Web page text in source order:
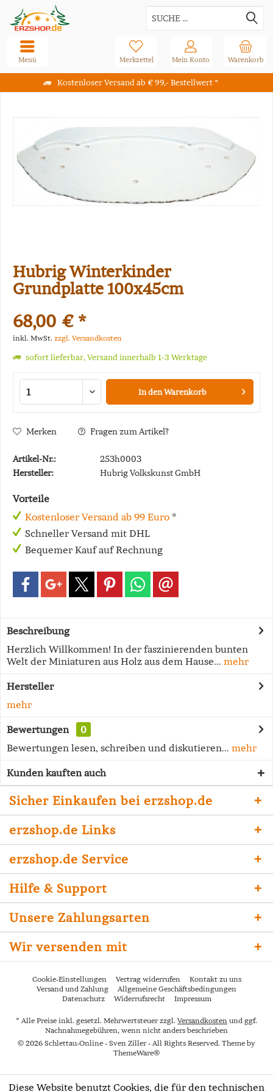
Kostenloser Versand ab € 99,- Bestellwert *
Warenkorb
Merkzettel Mein Konto
Menü
Hubrig Winterkinder
Grundplatte 100x45cm
68,00 € *
inkl. MwSt. zzgl. Versandkosten
sofort lieferbar, Versand innerhalb 1-3 Werktage
In denWarenkorb
Merken Fragen zum Artikel?
Artikel-Nr.:
253h0003
Hersteller:
Hubrig Volkskunst GmbH
Vorteile
Kostenloser Versand ab 99 Euro *
Schneller Versand mit DHL
Bequemer Kauf auf Rechnung
Beschreibung
Herzlich Willkommen! In der faszinierenden bunten
Welt der Miniaturen aus Holz aus dem Hause... mehr
Hersteller
mehr
Bewertungen
0
Bewertungen lesen, schreiben und diskutieren... mehr
Kunden kauften auch
Sicher Einkaufen bei erzshop.de
erzshop.de Links
erzshop.de Service
Hilfe & Support
Unsere Zahlungsarten
Wir versenden mit
Cookie-Einstellungen Vertrag widerrufen
Kontakt zu uns
Versand und Zahlung
Allgemeine Geschäftsbedingungen
Datenschutz
Widerrufsrecht Impressum
* Alle Preise inkl. gesetzl. Mehrwertsteuer zzgl. Versandkosten und ggf.
Nachnahmegebühren, wenn nicht anders beschrieben
© 2026 Schlettau-Online - Sven Ziller - All Rights Reserved. Theme by
ThemeWare®
Diese Website benutzt Cookies, die für den technischen